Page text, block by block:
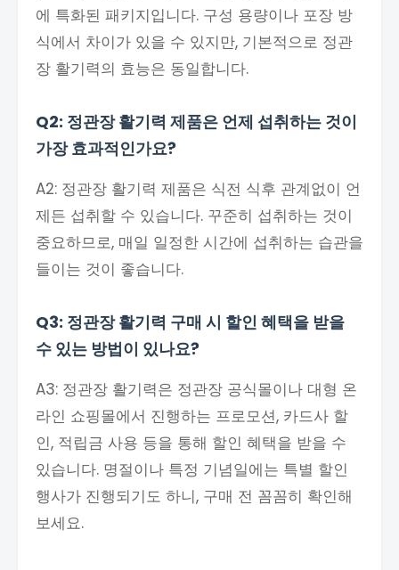
에 특화된 패키지입니다. 구성 용량이나 포장 방
식에서 차이가 있을 수 있지만, 기본적으로 정관
장 활기력의 효능은 동일합니다.
Q2: 정관장 활기력 제품은 언제 섭취하는 것이
가장 효과적인가요?
A2: 정관장 활기력 제품은 식전 식후 관계없이 언
제든 섭취할 수 있습니다. 꾸준히 섭취하는 것이
중요하므로, 매일 일정한 시간에 섭취하는 습관을
들이는 것이 좋습니다.
Q3: 정관장 활기력 구매 시 할인 혜택을 받을
수 있는 방법이 있나요?
A3: 정관장 활기력은 정관장 공식몰이나 대형 온
라인 쇼핑몰에서 진행하는 프로모션, 카드사 할
인, 적립금 사용 등을 통해 할인 혜택을 받을 수
있습니다. 명절이나 특정 기념일에는 특별 할인
행사가 진행되기도 하니, 구매 전 꼼꼼히 확인해
보세요.